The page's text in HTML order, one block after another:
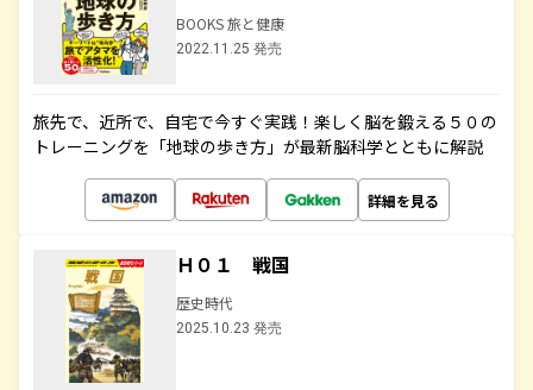
BOOKS 旅と健康
2022.11.25 発売
旅先で、近所で、自宅で今すぐ実践！楽しく脳を鍛える５０の
トレーニングを「地球の歩き方」が最新脳科学とともに解説
詳細を見る
Ｈ０１ 戦国
歴史時代
2025.10.23 発売